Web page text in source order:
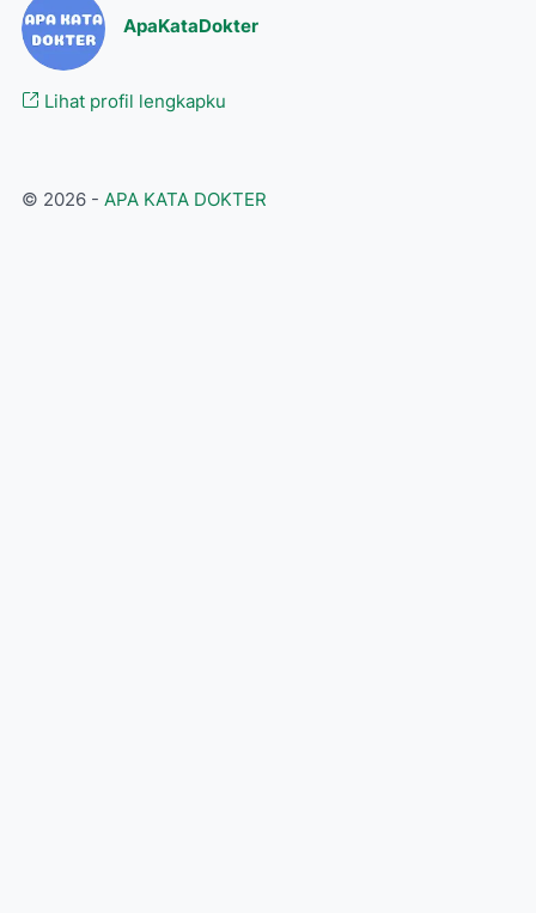
ApaKataDokter
Lihat profil lengkapku
© 2026 - APA KATA DOKTER